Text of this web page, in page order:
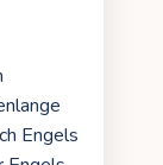
Engels